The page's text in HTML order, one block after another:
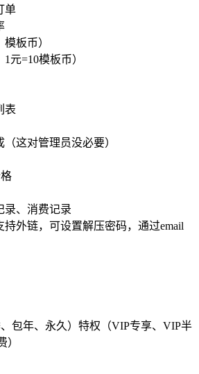
单
板币）
元=10模板币）
表
这对管理员没必要）
录、消费记录
外链，可设置解压密码，通过email
包年、永久）特权（VIP专享、VIP半
）